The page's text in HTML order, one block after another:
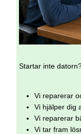
Startar inte
Vi reparerar
Vi hjälper dig
Vi reparerar
Vi tar fram